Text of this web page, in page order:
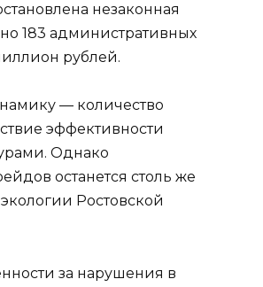
незаконная
183 административных
рублей.
— количество
эффективности
Однако
останется столь же
Ростовской
за нарушения в